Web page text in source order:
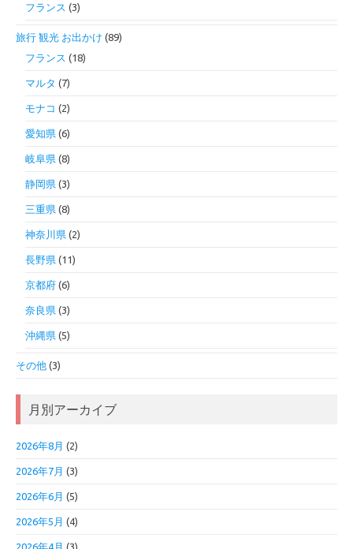
フランス (3)
旅行 観光 お出かけ (89)
フランス (18)
マルタ (7)
モナコ (2)
愛知県 (6)
岐阜県 (8)
静岡県 (3)
三重県 (8)
神奈川県 (2)
長野県 (11)
京都府 (6)
奈良県 (3)
沖縄県 (5)
その他 (3)
月別アーカイブ
2026年8月 (2)
2026年7月 (3)
2026年6月 (5)
2026年5月 (4)
2026年4月 (3)